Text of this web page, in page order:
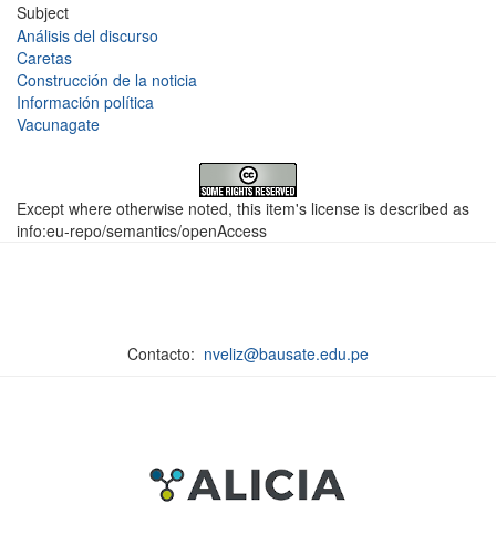
Subject
Análisis del discurso
Caretas
Construcción de la noticia
Información política
Vacunagate
Except where otherwise noted, this item's license is described as
info:eu-repo/semantics/openAccess
Contacto: nveliz@bausate.edu.pe